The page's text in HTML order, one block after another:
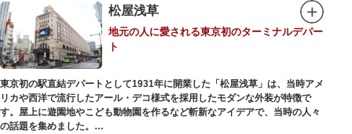
身体を動かせます。
隅田川橋梁に設置された全長約160mの「すみだリバーウォーク」は、東京
スカイツリーまでの最短距離ルートのひとつ。歩道橋の途中にあるガラス床
から隅田川を見下ろしたり、すぐ横を走る電車の迫力を楽しんだり、隅田川
散策にいかがでしょうか。
松屋浅草
地元の人に愛される東京初のターミナルデパー
ト
東京初の駅直結デパートとして1931年に開業した「松屋浅草」は、当時アメ
リカや西洋で流行したアール・デコ様式を採用したモダンな外装が特徴で
す。屋上に遊園地やこども動物園を作るなど斬新なアイデアで、当時の人々
の話題を集めました。